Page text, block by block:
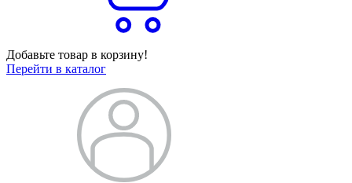
Добавьте товар в корзину!
Перейти в каталог